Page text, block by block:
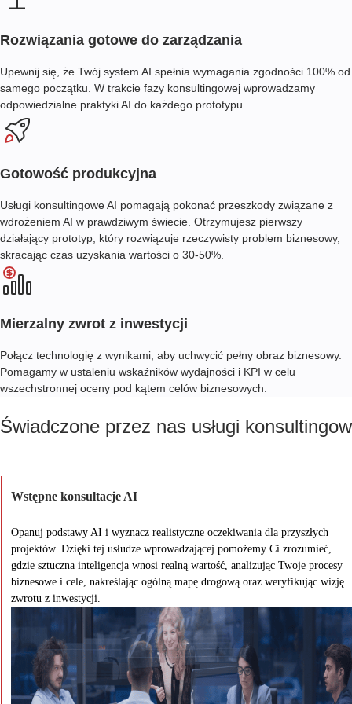
Rozwiązania gotowe do zarządzania
Upewnij się, że Twój system AI spełnia wymagania zgodności 100% od
samego początku. W trakcie fazy konsultingowej wprowadzamy
odpowiedzialne praktyki AI do każdego prototypu.
Gotowość produkcyjna
Usługi konsultingowe AI pomagają pokonać przeszkody związane z
wdrożeniem AI w prawdziwym świecie. Otrzymujesz pierwszy
działający prototyp, który rozwiązuje rzeczywisty problem biznesowy,
skracając czas uzyskania wartości o 30-50%.
Mierzalny zwrot z inwestycji
Połącz technologię z wynikami, aby uchwycić pełny obraz biznesowy.
Pomagamy w ustaleniu wskaźników wydajności i KPI w celu
wszechstronnej oceny pod kątem celów biznesowych.
Świadczone przez nas usługi
Wstępne konsultacje AI
Opanuj podstawy AI i wyznacz realistyczne oczekiwania dla przyszłych
projektów. Dzięki tej usłudze wprowadzającej pomożemy Ci zrozumieć,
gdzie sztuczna inteligencja wnosi realną wartość, analizując Twoje procesy
biznesowe i cele, nakreślając ogólną mapę drogową oraz weryfikując wizję
zwrotu z inwestycji.